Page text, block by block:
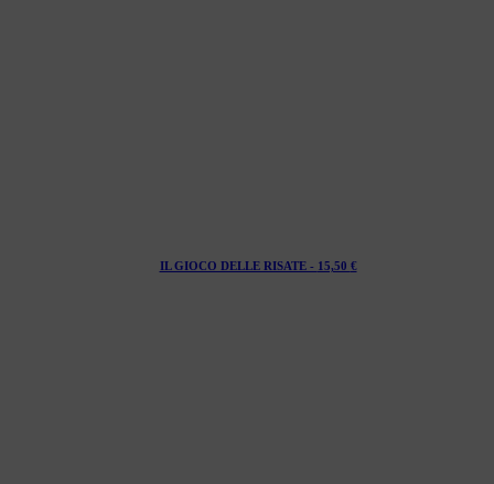
IL GIOCO DELLE RISATE - 15,50 €